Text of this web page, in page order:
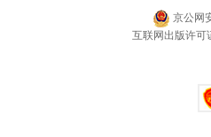
京公网
互联网出版许可